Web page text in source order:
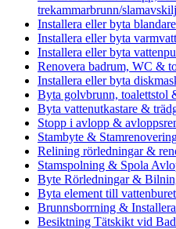
trekammarbrunn/
Installera eller byta
Installera eller byta
Installera eller byta
Renovera badrum, WC &
Installera eller byta
Byta golvbrunn, toalettstol
Byta vattenutkastare &
Stopp i avlopp &
Stambyte &
Relining rörledningar &
Stamspolning & Spola
Byte Rörledningar &
Byta element till
Brunnsborrning &
Besiktning Tätskikt vid